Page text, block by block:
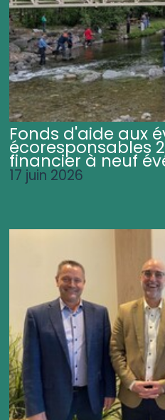
Fonds d'aide aux
écoresponsables
financier à neuf
17 juin 2026